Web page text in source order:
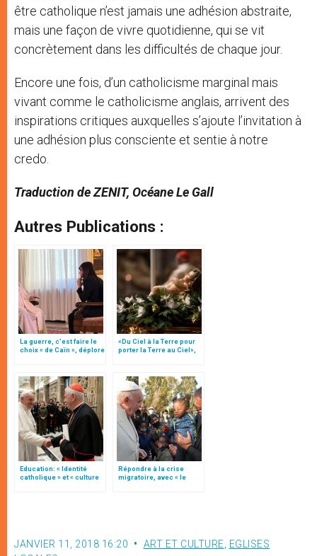
être catholique n’est jamais une adhésion abstraite,
mais une façon de vivre quotidienne, qui se vit
concrètement dans les difficultés de chaque jour.
Encore une fois, d’un catholicisme marginal mais
vivant comme le catholicisme anglais, arrivent des
inspirations critiques auxquelles s’ajoute l’invitation à
une adhésion plus consciente et sentie à notre
credo.
Traduction de ZENIT, Océane Le Gall
Autres Publications :
La guerre, c’est faire le
choix « de Caïn », déplore
«Du Ciel à la Terre pour
porter la Terre au Ciel»,
Education: « Identité
catholique » et « culture
Répondre à la crise
migratoire, avec « le
JANVIER 11, 2018 16:20 ART ET CULTURE EGLISES